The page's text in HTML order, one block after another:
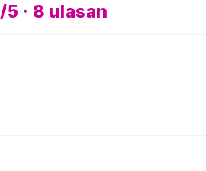
/5 · 8 ulasan